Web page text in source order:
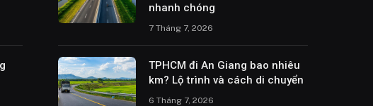
nhanh chóng
7 Tháng 7, 2026
TPHCM đi An Giang bao nhiêu
km? Lộ trình và cách di chuyển
6 Tháng 7, 2026